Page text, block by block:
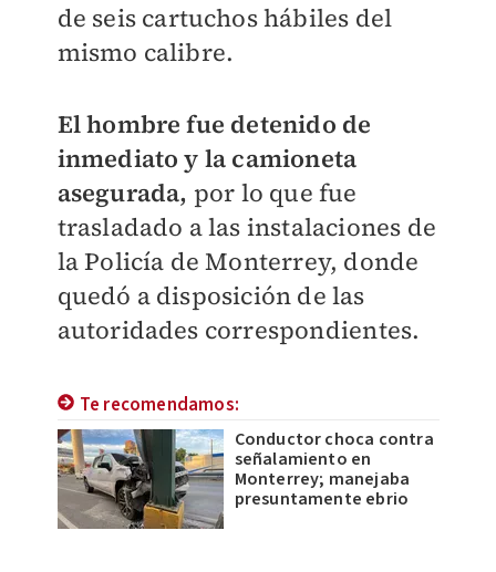
de seis cartuchos hábiles del
mismo calibre.
El hombre fue detenido de
inmediato y la camioneta
asegurada, por lo que fue
trasladado a las instalaciones de
la Policía de Monterrey, donde
quedó a disposición de las
autoridades correspondientes.
Te recomendamos:
Conductor choca contra
señalamiento en
Monterrey; manejaba
presuntamente ebrio